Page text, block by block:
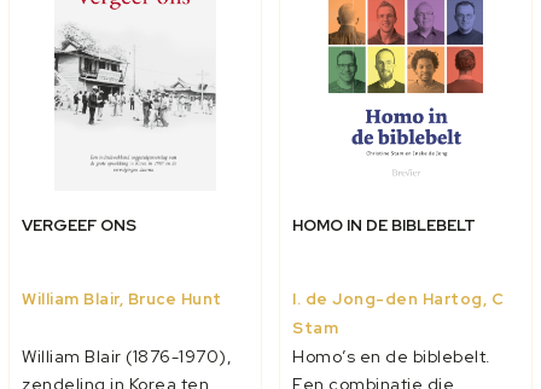
VERGEEF ONS
William Blair, Bruce Hunt
William Blair (1876-1970),
zendeling in Korea ten
HOMO IN DE BIBLEBELT
I. de Jong-den Hartog, C
Stam
Homo’s en de biblebelt.
Een combinatie die